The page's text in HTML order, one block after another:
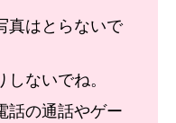
真はとらないで
ないでね。
話の通話やゲー